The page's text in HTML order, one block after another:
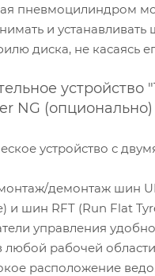
пневмоцилиндром
и устанавливать
диска, не касаясь
устройство
NG (опционально)
устройство с
демонтаж шин
и шин RFT (Run Flat
управления
любой рабочей
расположение